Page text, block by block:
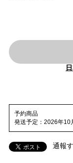
予約商品
発送予定：2026年10
通報